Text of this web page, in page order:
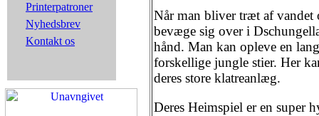
Printerpatroner
Nyhedsbrev
Kontakt os
Når man bliver træt af vandet
bevæge sig over i
hånd. Man kan opleve en
forskellige jungle stier. Her
deres store klatreanlæg.
Deres Heimspiel er en super